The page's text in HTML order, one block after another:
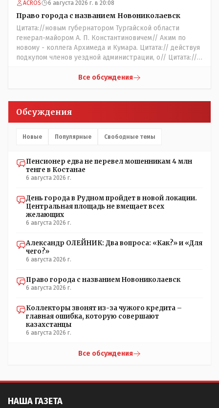
шерсти клок, тем более эта тётенька платила бы не со
своего кармана, а с халявных, партийных денег.- думаю
сильно не торговалась бы.
ACROS 6 августа 2026 г. в 20:08
Право города с названием Новониколаевск
Цитата://новым губернатором Тургайской области
генерал-майором А. П. Константиновичем// Аким по
новому - коллега Архимеда и Кумара. Цитата:// действуя
подкупом членов уездной администрации, о// Цитата://
Интересно: - тогда был антикорруционный комитет ???
уездного начальника, старшего и младшего помощников
и двух письмоводителей, в уездном управлении
Имелись уездный и ветеринарный врачи, повивальная
города Константиновича в Костанае не назвали улицу и
не установили памятник.// vofkakst: Где ономасты,
Какие проблемы, почему кто то должен делать что то за
вас- - выдвинете идею, создайте инициативную группу,
напишите ходатайство в гор.маслихат и без истерик -
вперёд. Под лежачий камень- вода не потечёт. Насчёт
они найдутся.
Все обсуждения
Обсуждения
Новые Популярные Свободные темы
Пенсионер едва не перевел мошенникам 4 млн
тенге в Костанае
6 августа 2026 г.
День города в Рудном пройдет в новой локации.
Центральная площадь не вмещает всех
желающих
6 августа 2026 г.
Александр ОЛЕЙНИК: Два вопроса: «Как?» и «Для
чего?»
6 августа 2026 г.
Право города с названием Новониколаевск
6 августа 2026 г.
Коллекторы звонят из-за чужого кредита –
главная ошибка, которую совершают
казахстанцы
6 августа 2026 г.
Все обсуждения
НАША ГАЗЕТА